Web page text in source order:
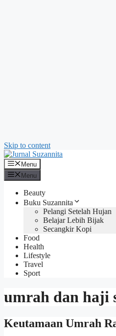
Skip to content
Menu
Menu
Beauty
Buku Suzannita
Pelangi Setelah Hujan
Belajar Lebih Bijak
Secangkir Kopi
Food
Health
Lifestyle
Travel
Sport
umrah dan haji
Keutamaan Umrah